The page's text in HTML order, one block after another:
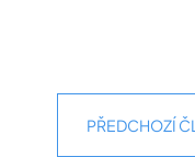
PŘEDCHOZÍ